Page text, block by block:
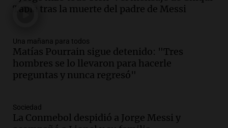
Audio.Estiman que la inflación nacional
de julio será menor al 2,9% registrado
Una mañana para todos
Episodios
Audio.Altas Cumbres: rescataron a una
cabra que llevaba ocho días atrapada en
Episodios
Audio.Chile planteó mejorar la
Tapia tras la muerte del padre de Messi
Una mañana para todos
Matías Pourrain sigue detenido: "Tres
hombres se lo llevaron para hacerle
preguntas y nunca regresó"
Sociedad
La Conmebol despidió a Jorge Messi y